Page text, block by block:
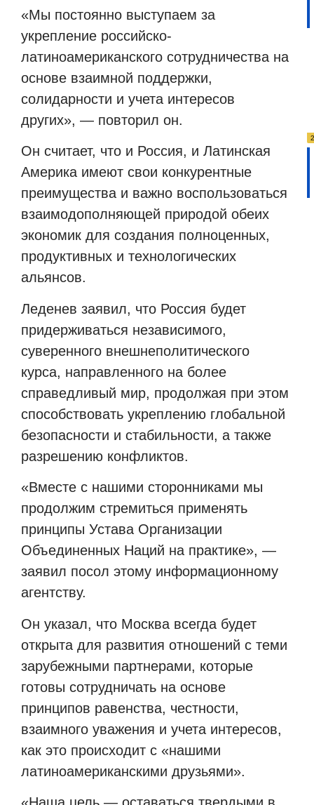
«Мы постоянно выступаем за
укрепление российско-
латиноамериканского сотрудничества на
основе взаимной поддержки,
солидарности и учета интересов
других», — повторил он.
Он считает, что и Россия, и Латинская
Америка имеют свои конкурентные
преимущества и важно воспользоваться
взаимодополняющей природой обеих
экономик для создания полноценных,
продуктивных и технологических
альянсов.
Леденев заявил, что Россия будет
придерживаться независимого,
суверенного внешнеполитического
курса, направленного на более
справедливый мир, продолжая при этом
способствовать укреплению глобальной
безопасности и стабильности, а также
разрешению конфликтов.
«Вместе с нашими сторонниками мы
продолжим стремиться применять
принципы Устава Организации
Объединенных Наций на практике», —
заявил посол этому информационному
агентству.
Он указал, что Москва всегда будет
открыта для развития отношений с теми
зарубежными партнерами, которые
готовы сотрудничать на основе
принципов равенства, честности,
взаимного уважения и учета интересов,
как это происходит с «нашими
латиноамериканскими друзьями».